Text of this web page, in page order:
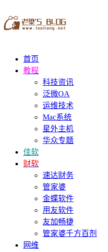
首页
教程
科技资讯
泛微OA
运维技术
Mac系统
星外主机
华众专题
佳软
财软
速达财务
管家婆
金蝶软件
用友软件
友加畅捷
管家婆千方百剂
网维